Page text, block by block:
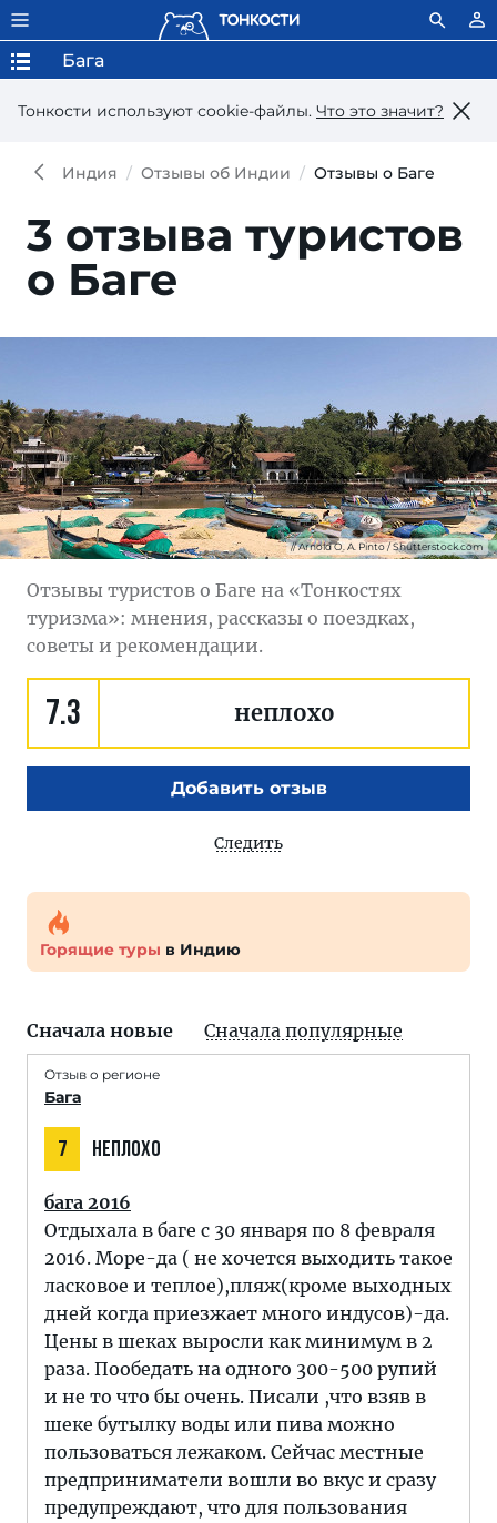
Тонкости используют сookie-файлы. Что это значит?
Бага
Индия Отзывы об Индии Отзывы о Баге
3 отзыва туристов
о Баге
Arnold O. A. Pinto / Shutterstock.com
Отзывы туристов о Баге на «Тонкостях
туризма»: мнения, рассказы о поездках,
советы и рекомендации.
7.3 неплохо
Добавить отзыв
Следить
Горящие туры в Индию
Сначала новые Сначала популярные
Отзыв о регионе
Бага
7 НЕПЛОХО
бага 2016
Отдыхала в баге с 30 января по 8 февраля
2016. Море-да ( не хочется выходить такое
ласковое и теплое),пляж(кроме выходных
дней когда приезжает много индусов)-да.
Цены в шеках выросли как минимум в 2
раза. Пообедать на одного 300-500 рупий
и не то что бы очень. Писали ,что взяв в
шеке бутылку воды или пива можно
пользоваться лежаком. Сейчас местные
предприниматели вошли во вкус и сразу
предупреждают, что для пользования